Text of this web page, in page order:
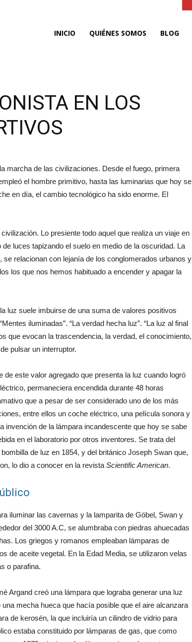
INICIO QUIÉNES SOMOS BLOG
EN LOS
marcha de las civilizaciones. Desde el fuego, primera
el hombre primitivo, hasta las luminarias que hoy se
en día, el cambio tecnológico ha sido enorme. El
Lo presiente todo aquel que realiza un viaje en
luces tapizando el suelo en medio de la oscuridad. La
relacionan con lejanía de los conglomerados urbanos y
los que nos hemos habituado a encender y apagar la
luz suele imbuirse de una suma de valores positivos
iluminadas”. “La verdad hecha luz”. “La luz al final
que evocan la trascendencia, la verdad, el conocimiento,
pulsar un interruptor.
este valor agregado que presenta la luz cuando logró
permaneciera encendida durante 48 horas
que a pesar de ser considerado uno de los más
entre ellos un coche eléctrico, una película sonora y
invención de la lámpara incandescente que hoy se sabe
en el laboratorio por otros inventores. Se trata del
de luz en 1854, y del británico Joseph Swan que,
lo dio a conocer en la revista Scientific American.
iluminar las cavernas y la lamparita de Göbel, Swan y
del 3000 A.C, se alumbraba con piedras ahuecadas
Los griegos y romanos empleaban lámparas de
de aceite vegetal. En la Edad Media, se utilizaron velas
o parafina.
Argand creó una lámpara que lograba generar una luz
mecha hueca que hacía posible que el aire alcanzara
de kerosén, la que incluiría un cilindro de vidrio para
estaba constituido por lámparas de gas, que como